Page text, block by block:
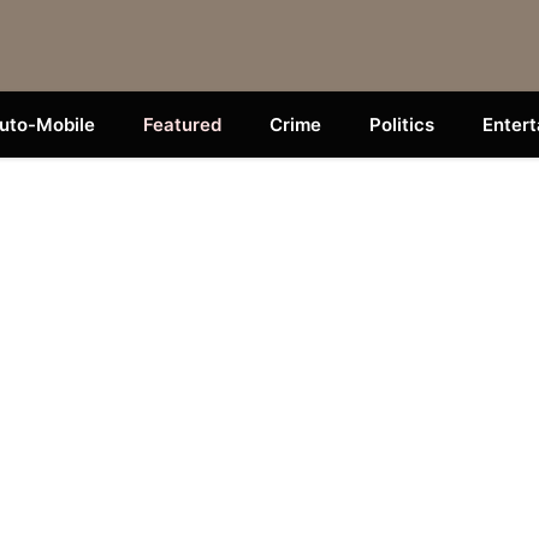
Mobile Featured Crime Politics